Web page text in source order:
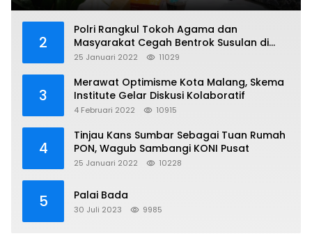
2
Polri Rangkul Tokoh Agama dan
Masyarakat Cegah Bentrok Susulan di
Sorong
25 Januari 2022 11029
3
Merawat Optimisme Kota Malang, Skema
Institute Gelar Diskusi Kolaboratif
4 Februari 2022 10915
4
Tinjau Kans Sumbar Sebagai Tuan Rumah
PON, Wagub Sambangi KONI Pusat
25 Januari 2022 10228
5 Palai Bada
30 Juli 2023 9985